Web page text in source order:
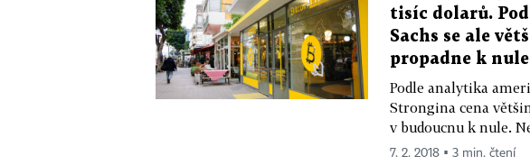
tisíc dolarů.
Sachs se ale
propadne k nule
Podle analytika
Strongina cena
v budoucnu k nule.
7. 2. 2018 ▪ 3 min. čtení